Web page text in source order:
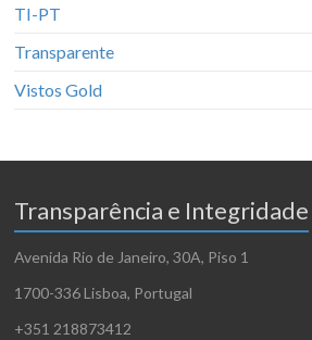
TI-PT
Transparente
Vistos Gold
Transparência e Integridade
Avenida Rio de Janeiro, 30A, Piso 1
1700-336 Lisboa, Portugal
+351 218873412